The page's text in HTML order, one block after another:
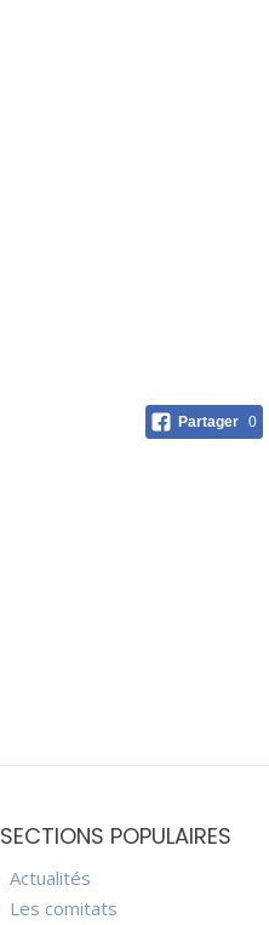
Partager 0
SECTIONS POPULAIRES
Actualités
Les comitats